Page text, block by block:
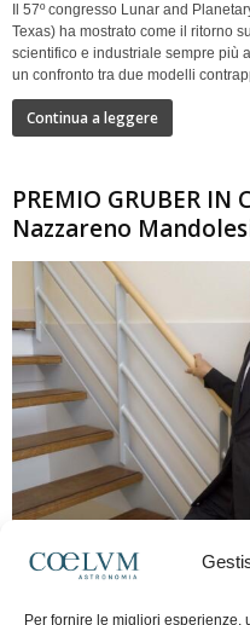
Per fornire le migliori
Il 57º congresso Lunar and
Texas) ha mostrato come il ritorno
scientifico e industriale sempre più
un confronto tra due modelli
Continua a leggere
PREMIO GRUBER
Nazzareno
Frida Paolella - 16 Giugno 2026
spaziale europea e della missione